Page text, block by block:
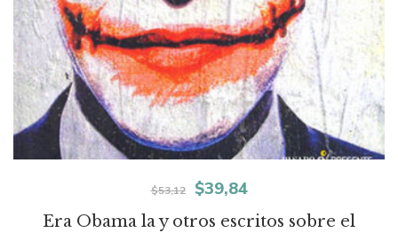
Era Obama la y otros escritos sobre el
$53,12
El
precio
$39,84El
precio